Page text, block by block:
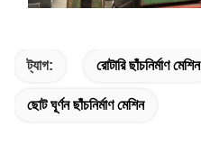
ট্যাগ: রোটারি ছাঁচনির্মাণ মেশিন
ছোট ঘূর্ণন ছাঁচনির্মাণ মেশিন